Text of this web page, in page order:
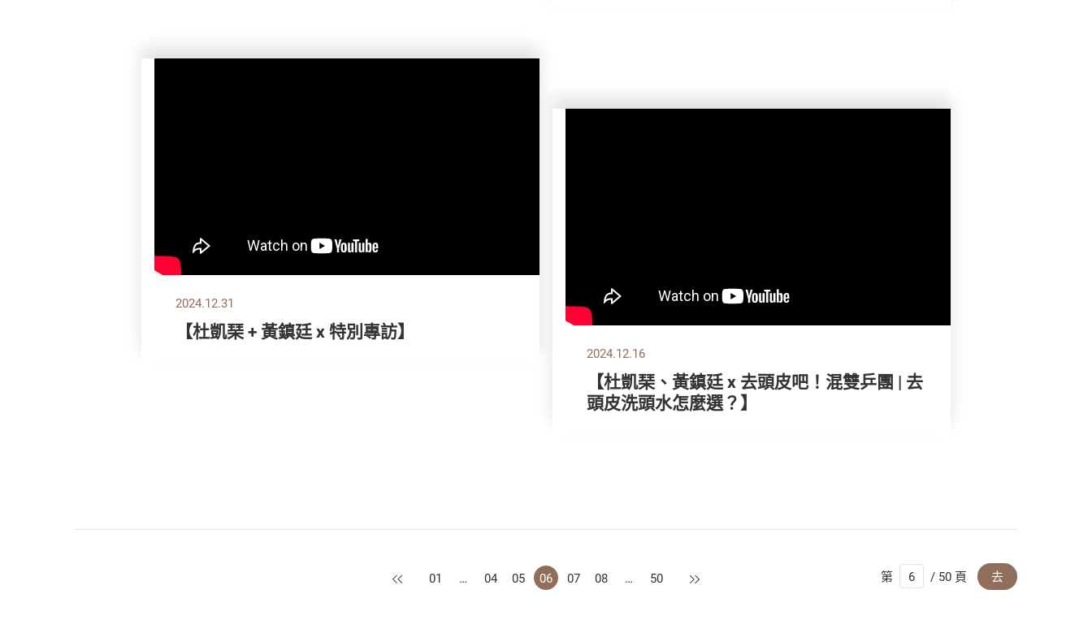
2024.12.31
【杜凱琹 + 黃鎮廷 x 特別專訪】
2024.12.16
【杜凱琹、黃鎮廷 x 去頭皮吧！混雙乒團 | 去
頭皮洗頭水怎麼選？】
上一頁
01 … 04 05 06 07 08 … 50 下一頁 第 / 50 頁 去